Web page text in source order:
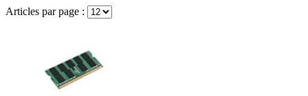
Articles par page :